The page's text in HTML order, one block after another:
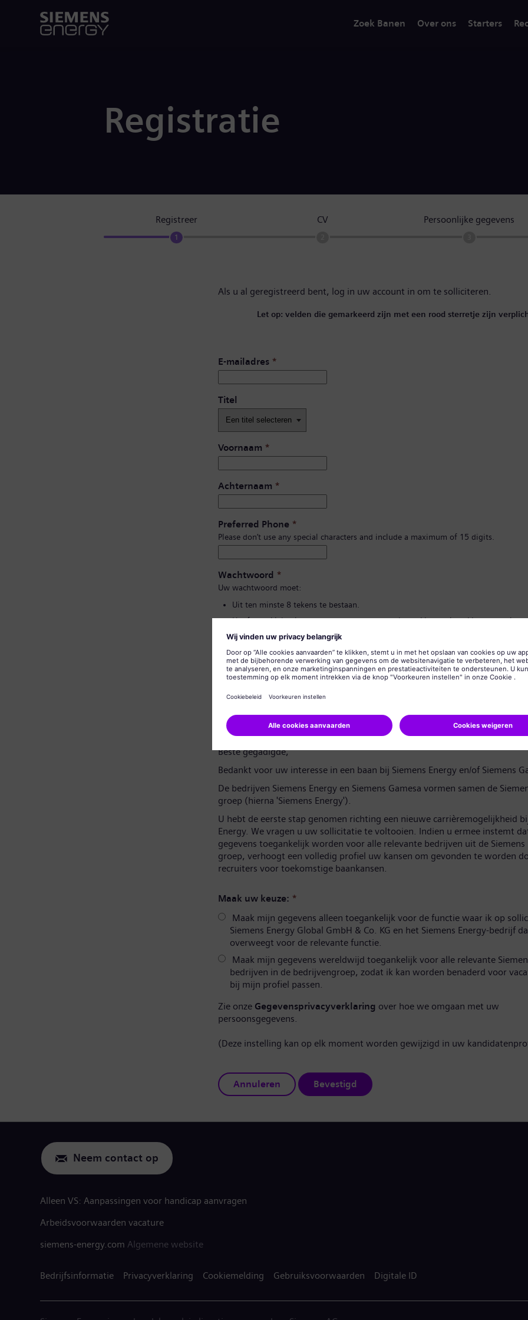
Zoek Banen Over ons Starters
Registratie
Registreer
1
CV Persoonlijke gegevens
Als u al geregistreerd bent, log in uw account in om te solliciteren.
Let op: velden die gemarkeerd zijn met een rood sterretje zijn
E-mailadres *
Titel
Voornaam *
Achternaam *
Preferred Phone *
Please don’t use any special characters and include a maximum of 15 digits.
Wachtwoord *
Uw wachtwoord moet:
Uit ten minste 8 tekens te bestaan.
Hoofd- en kleine letters te bevatten, en ten minste één getal en één symbool.
Geen van uw persoonlijke gegevens te bevatten.
Geen veelgebruikte woorden te bevatten.
Wachtwoord bevestigen
Gegevensprivacyverklaring
Beste gegadigde,
Bedankt voor uw interesse in een baan bij Siemens Energy en/of Siemens
De bedrijven Siemens Energy en Siemens Gamesa vormen samen de
groep (hierna 'Siemens Energy').
U hebt de eerste stap genomen richting een nieuwe carrièremogelijkheid
Energy. We vragen u uw sollicitatie te voltooien. Indien u ermee instemt
gegevens toegankelijk worden voor alle relevante bedrijven uit de Siemens
groep, verhoogt een volledig profiel uw kansen om gevonden te worden
recruiters voor toekomstige baankansen.
Maak uw keuze: *
Maak mijn gegevens alleen toegankelijk voor de functie waar ik op
Siemens Energy Global GmbH & Co. KG en het Siemens Energy-bedrijf
overweegt voor de relevante functie.
Maak mijn gegevens wereldwijd toegankelijk voor alle relevante
bedrijven in de bedrijvengroep, zodat ik kan worden benaderd voor
bij mijn profiel passen.
Zie onze Gegevensprivacyverklaring over hoe we omgaan met uw
persoonsgegevens.
(Deze instelling kan op elk moment worden gewijzigd in uw
Annuleren Bevestigd
Neem contact op
Alleen VS: Aanpassingen voor handicap aanvragen
Arbeidsvoorwaarden vacature
siemens-energy.com Algemene website
Bedrijfsinformatie Privacyverklaring Cookiemelding Gebruiksvoorwaarden Digitale ID